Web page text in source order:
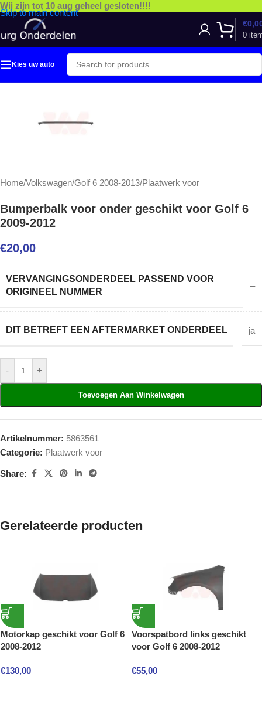
Skip to main content
Wij zijn tot 10 aug geheel gesloten!!!!
0
€
Kies uw auto
Home/Volkswagen/Golf 6 2008-2013/Plaatwerk voor
Bumperbalk voor onder geschikt voor Golf 6
2009-2012
€20,00
VERVANGINGSONDERDEEL PASSEND VOOR
ORIGINEEL NUMMER
–
DIT BETREFT EEN AFTERMARKET ONDERDEEL ja
- +
Toevoegen Aan Winkelwagen
Artikelnummer: 5863561
Categorie: Plaatwerk voor
Share:
Gerelateerde producten
Motorkap geschikt voor Golf 6
2008-2012
€130,00
Voorspatbord links geschikt
voor Golf 6 2008-2012
€55,00